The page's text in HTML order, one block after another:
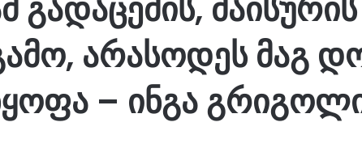
გადაცემის,
არასოდეს მაგ
– ინგა